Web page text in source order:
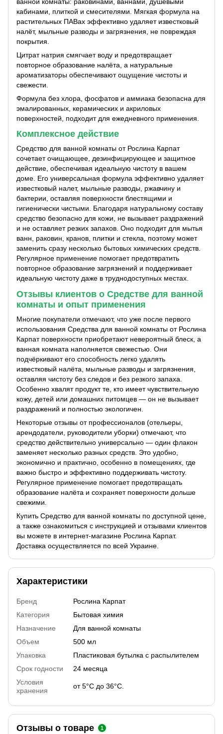
кабинами, плиткой и смесителями. Мягкая формула на
растительных ПАВах эффективно удаляет известковый
налёт, мыльные разводы и загрязнения, не повреждая
покрытия.
Цитрат натрия смягчает воду и предотвращает
повторное образование налёта, а натуральные
ароматизаторы обеспечивают ощущение чистоты и
свежести.
Формула без хлора, фосфатов и аммиака безопасна для
эмалированных, керамических и акриловых
поверхностей, подходит для ежедневного применения.
Комплексное действие
Средство для ванной комнаты от Рослина Карпат
сочетает очищающее, дезинфицирующее и защитное
действие, обеспечивая идеальную чистоту в вашем
доме. Его универсальная формула эффективно удаляет
известковый налет, мыльные разводы, ржавчину и
бактерии, оставляя поверхности блестящими и
гигиенически чистыми. Благодаря натуральному составу
средство безопасно для кожи, не вызывает раздражений
и не оставляет резких запахов. Оно подходит для мытья
ванн, раковин, кранов, плитки и стекла, поэтому может
заменить сразу несколько бытовых химических средств.
Регулярное применение помогает предотвратить
повторное образование загрязнений и поддерживает
идеальную чистоту даже в труднодоступных местах.
Отзывы клиентов о Средстве для ванной
комнаты и опыт применения
Многие покупатели отмечают, что уже после первого
использования Средства для ванной комнаты от Рослина
Карпат поверхности приобретают невероятный блеск, а
ванная комната наполняется свежестью. Они
подчёркивают его способность легко удалять
известковый налёта, мыльные разводы и загрязнения,
оставляя чистоту без следов и без резкого запаха.
Особенно хвалят продукт те, кто имеет чувствительную
кожу, детей или домашних питомцев — он не вызывает
раздражений и полностью экологичен.
Некоторые отзывы от профессионалов (отельеры,
арендодатели, руководители уборки) отмечают, что
средство действительно универсально — один флакон
заменяет несколько разных средств. Это удобно,
экономично и практично, особенно в помещениях, где
важно быстро и эффективно поддерживать чистоту.
Регулярное применение помогает предотвращать
образование налёта и сохраняет поверхности дольше
свежими.
Купить Средство для ванной комнаты по доступной цене,
а также ознакомиться с инструкцией и отзывами клиентов
вы можете в интернет-магазине Рослина Карпат.
Доставка осуществляется по всей Украине.
Характеристики
Бренд
Рослина Карпат
Категория
Бытовая химия
Назначение
Для ванной комнаты
Объем
500 мл
Упаковка
Пластиковая бутылка с распылителем
Срок годности
24 месяца
Условия
хранения
от 5°С до 36°С.
Отзывы о товаре 1